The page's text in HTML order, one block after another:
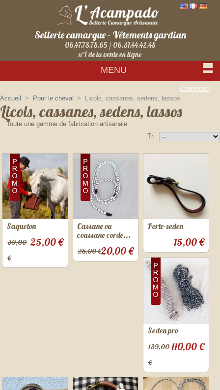
Sellerie camargue - Vêtements gardian
06.47.78.78.65 / 06.31.44.42.48
n°1 de la vente en ligne
MENU
Connexion
Accueil
> Pour le cheval > Licols, cassanes, sedens, lassos
Licols, cassanes, sedens, lassos
Toute une gamme de fabrication artisanale.
Tri
Saqueton
25,00 €
39,00
€
Cassane ou
coussane corde...
20,00 €
28,00 €
Porte-seden
15,00 €
Seden pro
110,00 €
139,00
€